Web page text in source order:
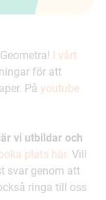
I vårt
för att
På youtube
vi utbildar och
plats här. Vill
svar genom att
ringa till oss